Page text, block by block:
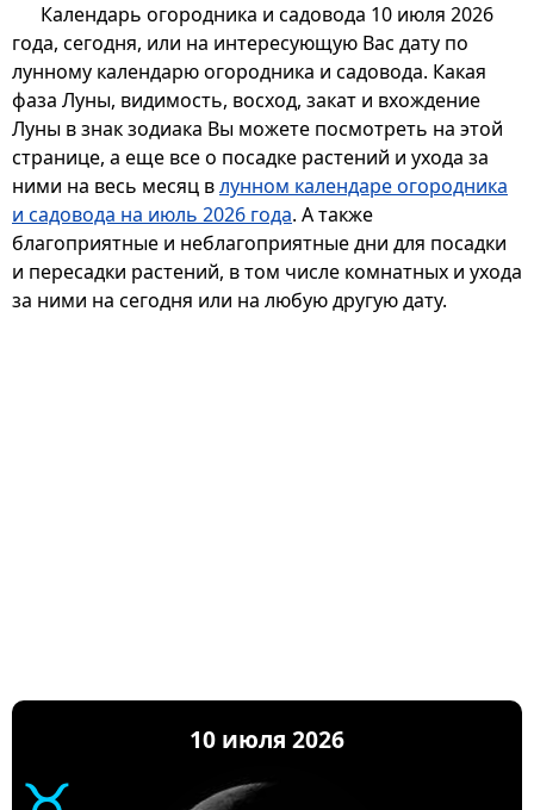
Календарь огородника и садовода 10 июля 2026
года, сегодня, или на интересующую Вас дату по
лунному календарю огородника и садовода. Какая
фаза Луны, видимость, восход, закат и вхождение
Луны в знак зодиака Вы можете посмотреть на этой
странице, а еще все о посадке растений и ухода за
ними на весь месяц влунном календаре огородника
и садовода на июль 2026 года. А также
благоприятные и неблагоприятные дни для посадки
и пересадки растений, в том числе комнатных и ухода
за ними на сегодня или на любую другую дату.
10 июля 2026